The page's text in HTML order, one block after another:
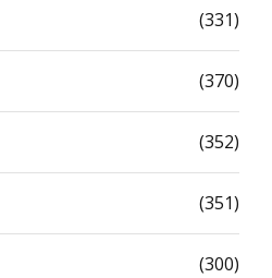
(331)
(370)
(352)
(351)
(300)